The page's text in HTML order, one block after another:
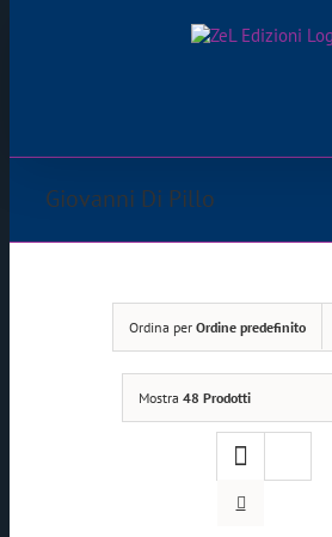
Giovanni Di Pillo
Ordina per Ordine predefinito
Mostra 48 Prodotti